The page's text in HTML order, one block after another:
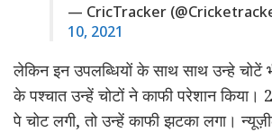
— CricTracker
10, 2021
लेकिन इन उपलब्धियों के साथ साथ उन्हे
के पश्चात उन्हें चोटों ने काफी परेशान
पे चोट लगी, तो उन्हें काफी झटका लगा।